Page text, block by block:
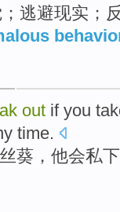
逃避现实；
out if you
time.
丝葵 ， 他会私下